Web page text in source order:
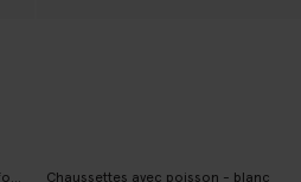
Chaussettes avec poisson - vert foncé
Chaussettes avec poisson - blanc